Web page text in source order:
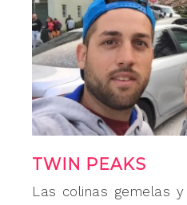
TWIN PEAKS
Las colinas gemelas